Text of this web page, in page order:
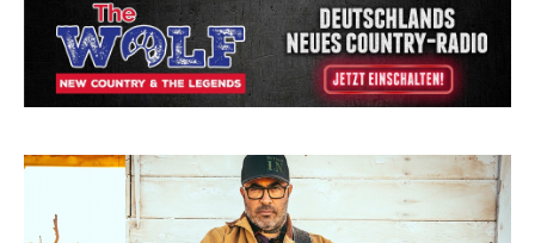
Kacey Musgraves entführt Fans mit neuem
Video zu „Mexico Honey“
Carter Faith mit brandneuem Musikvideo zu
Ella Langley schreibt Musikgeschichte:
„Choosin‘ Texas“ gehört zu den größten Hits
aller Zeiten